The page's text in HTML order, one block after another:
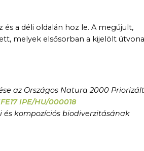
és a déli oldalán hoz le. A megújult,
melyek elsősorban a kijelölt
az Országos Natura 2000 Priorizált
IPE/HU/000018
és kompozíciós biodiverzitásának